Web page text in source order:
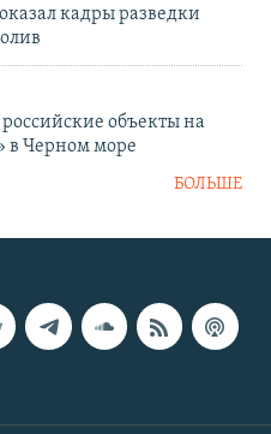
кадры разведки
объекты на
в Черном море
БОЛЬШЕ